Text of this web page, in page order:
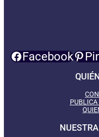
Facebook
PUBLICA